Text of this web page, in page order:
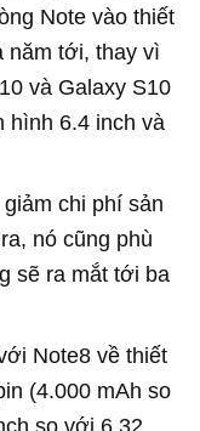
Note vào thiết
năm tới, thay vì
và Galaxy S10
hình 6.4 inch và
chi phí sản
nó cũng phù
sẽ ra mắt tới ba
Note8 về thiết
(4.000 mAh so
so với 6.32